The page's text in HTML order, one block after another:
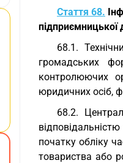
Стаття 68.
підприємницької
68.1.
громадських
контролюючих
юридичних осіб,
68.2.
початку обліку
товариства або